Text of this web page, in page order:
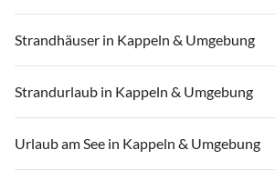
Strandhäuser in Kappeln & Umgebung
Strandurlaub in Kappeln & Umgebung
Urlaub am See in Kappeln & Umgebung